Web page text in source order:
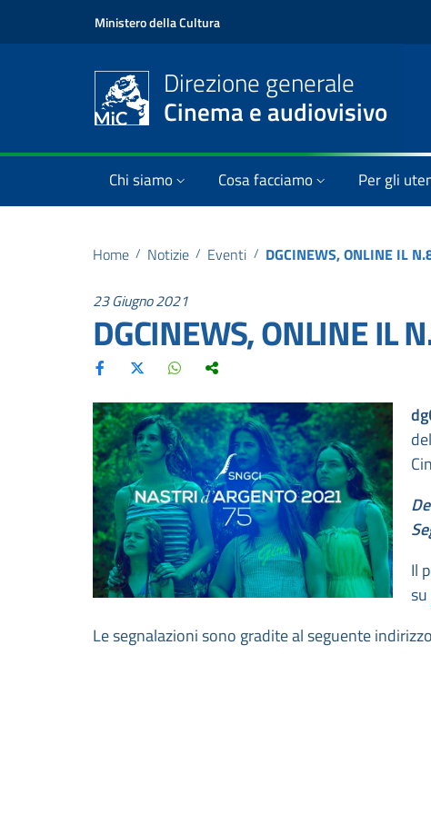
Ministero della Cultura
Direzione generale
Cinema e audiovisivo
Chi siamo Cosa facciamo Per gli
Home / Notizie / Eventi / DGCINEWS, ONLINE IL
23 Giugno 2021
DGCINEWS, ONLINE IL
Il
su
Le segnalazioni sono gradite al seguente